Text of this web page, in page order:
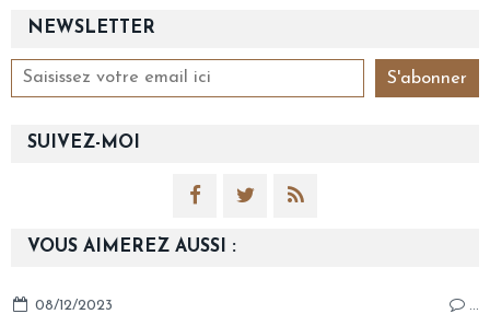
NEWSLETTER
SUIVEZ-MOI
VOUS AIMEREZ AUSSI :
08/12/2023 …